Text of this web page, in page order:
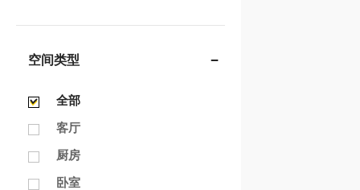
空间类型
全部
客厅
厨房
卧室